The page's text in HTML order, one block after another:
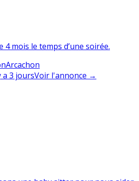
4 mois le temps d’une soirée.
Arcachon
a 3 joursVoir l'annonce →